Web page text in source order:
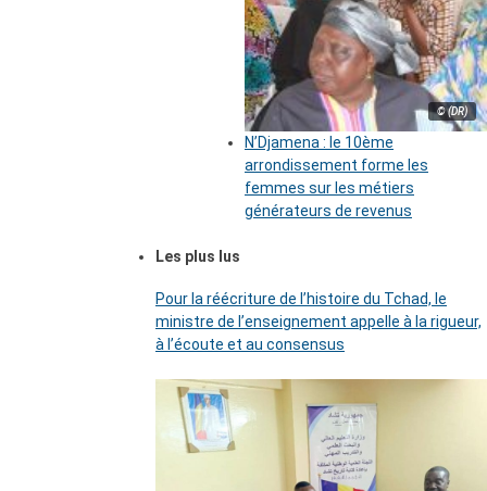
© (DR)
N’Djamena : le 10ème
arrondissement forme les
femmes sur les métiers
générateurs de revenus
Les plus lus
Pour la réécriture de l’histoire du Tchad, le
ministre de l’enseignement appelle à la rigueur,
à l’écoute et au consensus